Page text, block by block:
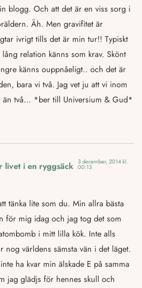
blogg. Och att det är en viss sorg i
Äh. Men gravifitet är
ivrigt tills det är min tur!! Typiskt
relation känns som krav. Skönt
känns ouppnåeligt.. och det är
bara vi två. Jag vet ju att vi inom
än två… *ber till Universium & Gud*
livet i en ryggsäck 3 december, 2014 kl.
00:13
tänka lite som du. Min allra bästa
för mig idag och jag tog det som
i mitt lilla kök. Inte alls
nog världens sämsta vän i det läget.
ha kvar min älskade E på samma
jag glädjs för hennes skull och